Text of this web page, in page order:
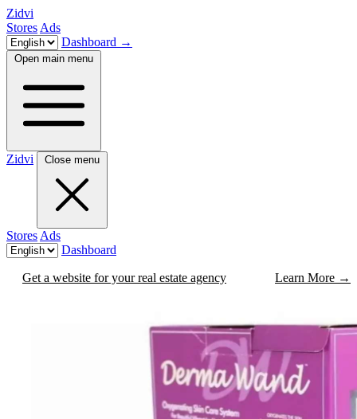
Zidvi
Stores Ads
Dashboard →
Open main menu
Zidvi Close menu
Stores Ads
Dashboard
Get a website for your real estate agency Learn More →